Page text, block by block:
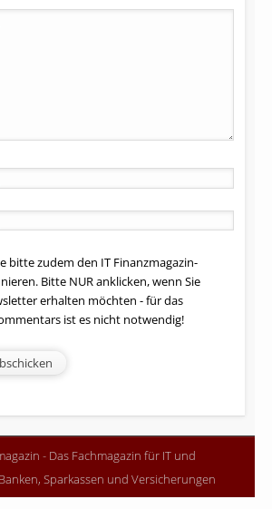
bitte zudem den IT Finanzmagazin-
Bitte NUR anklicken, wenn Sie
erhalten möchten - für das
ist es nicht notwendig!
- Das Fachmagazin für IT und
Sparkassen und Versicherungen